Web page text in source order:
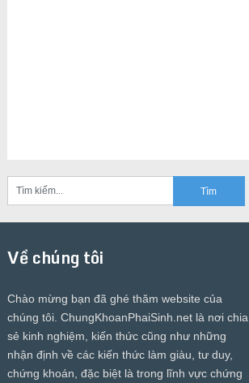
Về chúng tôi
Chào mừng bạn đã ghé thăm website của
chúng tôi. ChungKhoanPhaiSinh.netlà nơi chia
sẻ kinh nghiệm, kiến thức cũng như những
nhận định về các kiến thức làm giàu, tư duy,
chứng khoán, đặc biệt là trong lĩnh vực chứng